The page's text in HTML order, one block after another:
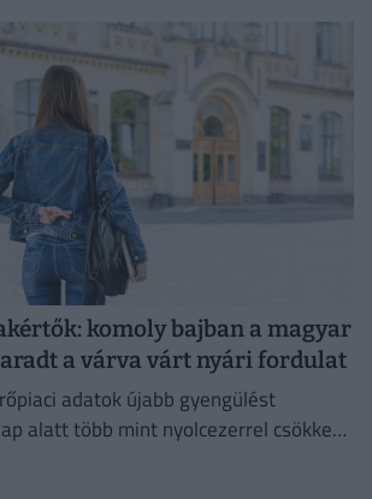
komoly bajban a magyar
a várva várt nyári fordulat
adatok újabb gyengülést
alatt több mint nyolcezerrel csökkent